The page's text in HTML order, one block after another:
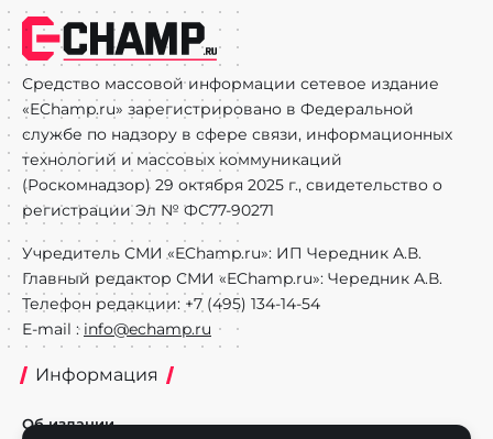
Средство массовой информации сетевое издание
«EChamp.ru» зарегистрировано в Федеральной
службе по надзору в сфере связи, информационных
технологий и массовых коммуникаций
(Роскомнадзор) 29 октября 2025 г., свидетельство о
регистрации Эл № ФС77-90271
Учредитель СМИ «EChamp.ru»: ИП Чередник А.В.
Главный редактор СМИ «EChamp.ru»: Чередник А.В.
Телефон редакции: +7 (495) 134-14-54
E-mail : info@echamp.ru
Информация
Об издании